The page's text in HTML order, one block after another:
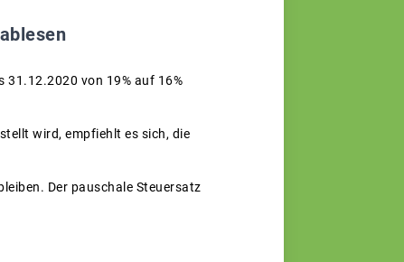
von 19% auf 16%
wird, empfiehlt es sich, die
Der pauschale Steuersatz